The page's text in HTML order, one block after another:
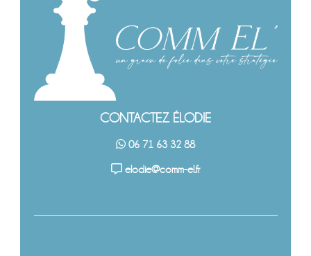
CONTACTEZ ÉLODIE
06 71 63 32 88
elodie@comm-el.fr